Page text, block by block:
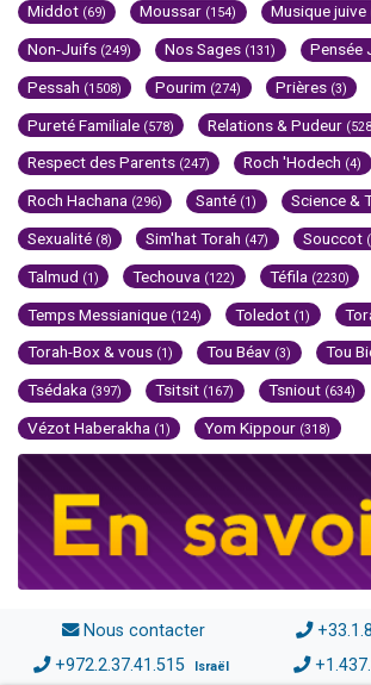
Middot (69) Moussar (154) Musique juive
Non-Juifs (249) Nos Sages (131) Pensée
Pessah (1508) Pourim (274) Prières (3)
Pureté Familiale (578) Relations & Pudeur
Respect des Parents (247) Roch 'Hodech (4)
Roch Hachana (296) Santé (1) Science &
Sexualité (8) Sim'hat Torah (47) Souccot
Talmud (1) Techouva (122) Téfila (2230)
Temps Messianique (124) Toledot (1)
Torah-Box & vous (1) Tou Béav (3) Tou
Tsédaka (397) Tsitsit (167) Tsniout (634)
Vézot Haberakha (1) Yom Kippour (318)
Nous contacter
+972.2.37.41.515 Israël